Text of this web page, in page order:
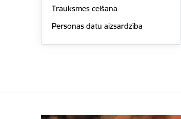
Trauksmes celšana
Personas datu aizsardzība